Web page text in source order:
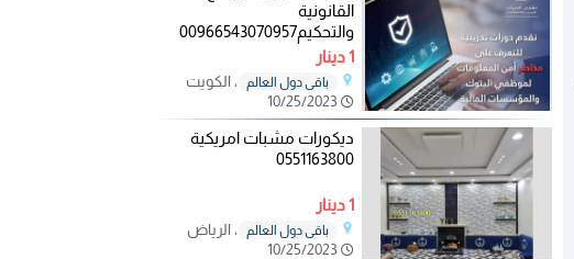
القانونية
والتحكيم00966543070957
1 دينار
باقي دول العالم
، الكويت
10/25/2023
ديكورات مشبات امريكية
0551163800
1 دينار
باقي دول العالم
، الرياض
10/25/2023